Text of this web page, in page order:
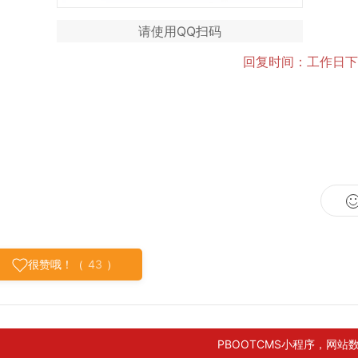
请使用QQ扫码
回复时间：工作日
很赞哦！（ 43 ）
PBOOTCMS小程序，网站